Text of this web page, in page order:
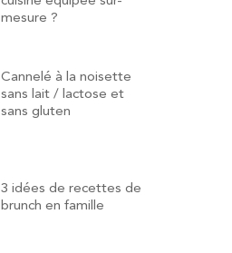
mesure ?
Cannelé à la noisette
sans lait / lactose et
sans gluten
3 idées de recettes de
brunch en famille